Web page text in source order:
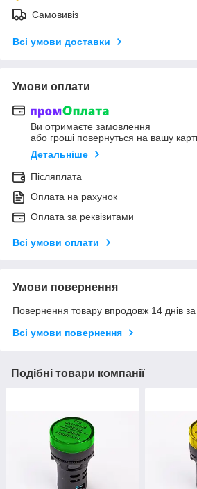
Самовивіз
Всі умови доставки
Умови оплати
Ви отримаєте замовлення
або гроші повернуться на вашу
Детальніше
Післяплата
Оплата на рахунок
Оплата за реквізитами
Всі умови оплати
Умови повернення
Повернення товару впродовж 14 днів
Всі умови повернення
Подібні товари компанії